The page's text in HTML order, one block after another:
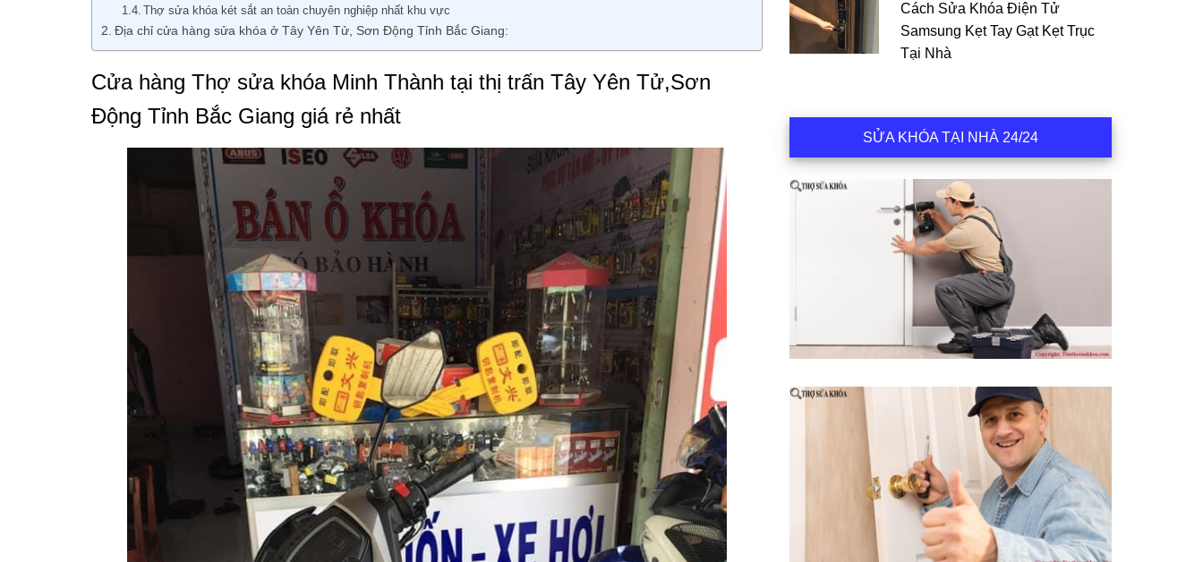
Thợ sửa khóa két sắt an toàn chuyên nghiệp nhất khu vực
Địa chỉ cửa hàng sửa khóa ở Tây Yên Tử, Sơn Động Tỉnh Bắc Giang:
Cửa hàng Thợ sửa khóa Minh Thành tại thị trấn Tây Yên Tử,Sơn
Động Tỉnh Bắc Giang giá rẻ nhất
Cách Sửa Khóa Điện Tử
Samsung Kẹt Tay Gạt Kẹt Trục
Tại Nhà
SỬA KHÓA TẠI NHÀ 24/24